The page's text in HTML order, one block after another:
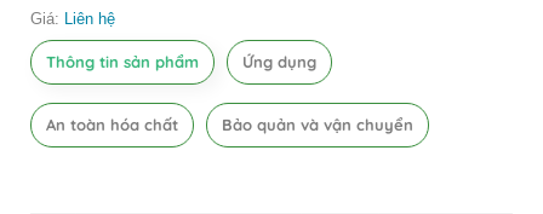
Giá: Liên hệ
Thông tin sản phẩm Ứng dụng
An toàn hóa chất Bảo quản và vận chuyển